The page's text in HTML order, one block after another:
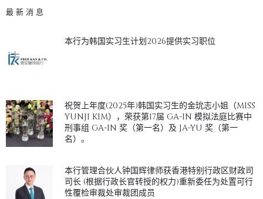
最新消息
本行为韩国实习生计划2026提供实习职位
祝贺上年度(2025年)韩国实习生的金玧志小姐（MISS
YUNJI KIM），荣获第17届 GA-IN 模拟法庭比赛中
刑事组 GA-IN 奖（第一名）及 JA-YU 奖（第一
名）。
本行管理合伙人钟国辉律师获香港特别行政区财政司
司长 (根据行政长官转授的权力)重新委任为处置可行
性覆检审裁处审裁团成员